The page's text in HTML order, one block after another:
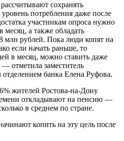
сохранять
потребления даже после
участникам опроса нужно
месяц, а также обладать
млн рублей. Пока люди копят на
если начать раньше, то
в месяц, можно ставить даже
отметила заместитель
банка Елена Руфова.
жителей Ростова-на-Дону
откладывают на пенсию —
в среднем по стране.
копить на эту цель после